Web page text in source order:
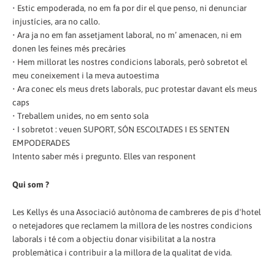
• Estic empoderada, no em fa por dir el que penso, ni denunciar
injustícies, ara no callo.
• Ara ja no em fan assetjament laboral, no m’ amenacen, ni em
donen les feines més precàries
• Hem millorat les nostres condicions laborals, però sobretot el
meu coneixement i la meva autoestima
• Ara conec els meus drets laborals, puc protestar davant els meus
caps
• Treballem unides, no em sento sola
• I sobretot : veuen SUPORT, SÓN ESCOLTADES I ES SENTEN
EMPODERADES
Intento saber més i pregunto. Elles van responent
Qui som ?
Les Kellys és una Associació autònoma de cambreres de pis d'hotel
o netejadores que reclamem la millora de les nostres condicions
laborals i té com a objectiu donar visibilitat a la nostra
problemàtica i contribuir a la millora de la qualitat de vida.